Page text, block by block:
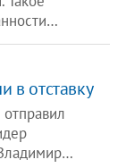
в отставку